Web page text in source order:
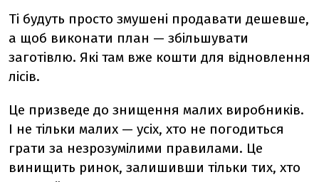
Ті будуть просто змушені продавати дешевше,
а щоб виконати план — збільшувати
заготівлю. Які там вже кошти для відновлення
лісів.
Це призведе до знищення малих виробників.
І не тільки малих — усіх, хто не погодиться
грати за незрозумілими правилами. Це
винищить ринок, залишивши тільки тих, хто